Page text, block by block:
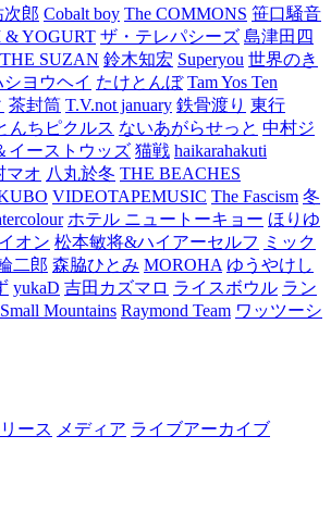
次郎 Cobalt boy The COMMONS 笹口騒音
& YOGURT ザ・テレパシーズ 島津田四
THE SUZAN 鈴木知宏 Superyou 世界のき
シヨウヘイ たけとんぼ Tam Yos Ten
茶封筒 T.V.not january 鉄骨渡り 東行
んちピクルス ないあがらせっと 中村ジ
イーストウッズ 猫戦 haikarahakuti
マオ 八丸於冬 THE BEACHES
VIDEOTAPEMUSIC The Fascism 冬
ホテル ニュートーキョー ほりゆ
オン 松本敏将&ハイアーセルフ ミック
二郎 森脇ひとみ MOROHA ゆうやけし
yukaD 吉田カズマロ ライスボウル ラン
Mountains Raymond Team ワッツーシ
ース メディア ライブアーカイブ